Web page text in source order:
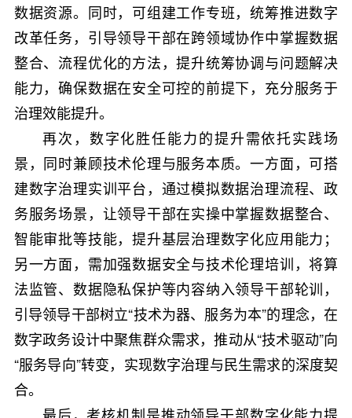
数据资源。同时，可组建工作专班，统筹推进数字
改革任务，引导领导干部在跨领域协作中掌握数据
整合、流程优化的方法，提升统筹协调与问题解决
能力，确保数据在安全可控的前提下，充分服务于
治理效能提升。
再次，数字化胜任能力的提升需依托实践场
景，同时兼顾技术伦理与服务本质。一方面，可搭
建数字治理实训平台，通过模拟数据治理流程、政
务服务场景，让领导干部在实操中掌握数据整合、
智能审批等技能，提升基层治理数字化应用能力；
另一方面，需加强数据安全与技术伦理培训，将算
法监管、数据隐私保护等内容纳入领导干部轮训，
引导领导干部树立“技术为器、服务为本”的理念，在
数字政务设计中聚焦群众需求，推动从“技术驱动”向
“服务导向”转变，实现数字治理与民生需求的深度契
合。
最后，考核机制是推动领导干部数字化能力提